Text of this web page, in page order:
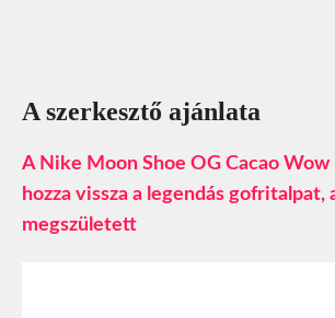
A szerkesztő ajánlata
A Nike Moon Shoe OG Cacao
hozza vissza a legendás gofritalpat,
megszületett